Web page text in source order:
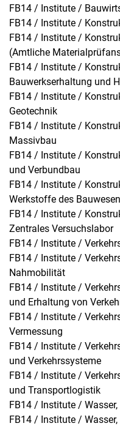
FB14 / Institute /
FB14 / Institute /
FB14 / Institute /
(Amtliche
FB14 / Institute /
Bauwerkserhaltung und
FB14 / Institute /
Geotechnik
FB14 / Institute /
Massivbau
FB14 / Institute /
und Verbundbau
FB14 / Institute /
Werkstoffe des
FB14 / Institute /
Zentrales Versuchslabor
FB14 / Institute /
FB14 / Institute /
Nahmobilität
FB14 / Institute /
und Erhaltung von
FB14 / Institute /
Vermessung
FB14 / Institute /
und Verkehrssysteme
FB14 / Institute /
und Transportlogistik
FB14 / Institute /
FB14 / Institute /